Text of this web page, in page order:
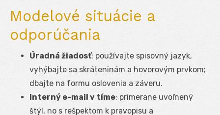
Modelové situácie a
odporúčania
Úradná žiadosť: používajte spisovný jazyk,
vyhýbajte sa skráteninám a hovorovým prvkom;
dbajte na formu oslovenia a záveru.
Interný e-mail v tíme: primerane uvoľnený
štýl, no s rešpektom k pravopisu a